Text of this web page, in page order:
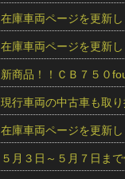
在庫車両ページを更新し
在庫車両ページを更新し
新商品！！ＣＢ７５０
現行車両の中古車も取
在庫車両ページを更新し
５月３日～５月７日ま